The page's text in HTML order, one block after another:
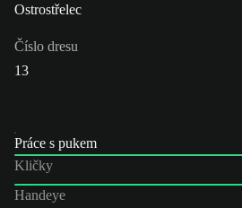
Ostrostřelec
Číslo dresu
13
Práce s pukem
Kličky
Handeye